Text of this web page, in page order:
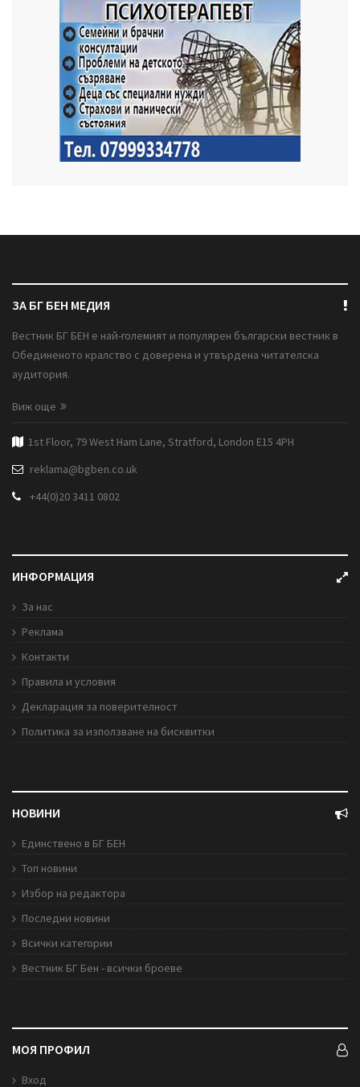
ЗА БГ БЕН МЕДИЯ
Вестник БГ БЕН е най-големият и популярен български вестник в
Обединеното кралство с доверена и утвърдена читателска
аудитория.
Виж още
1st Floor, 79 West Ham Lane, Stratford, London E15 4PH
reklama@bgben.co.uk
+44(0)20 3411 0802
ИНФОРМАЦИЯ
За нас
Реклама
Контакти
Правила и условия
Декларация за поверителност
Политика за използване на бисквитки
НОВИНИ
Единствено в БГ БЕН
Топ новини
Избор на редактора
Последни новини
Всички категории
Вестник БГ Бен - всички броеве
МОЯ ПРОФИЛ
Вход